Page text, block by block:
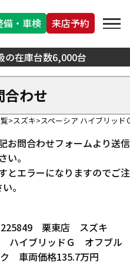
の在庫台数6,000台
備・車検 来店予約
合わせ
スズキ スペーシア ハイブリッド
お問合わせフォームより送信
い。
とエラーになりますのでご注
。
225849 栗東店 スズキ
ハイブリッドＧ オフブル
車両価格135.7万円